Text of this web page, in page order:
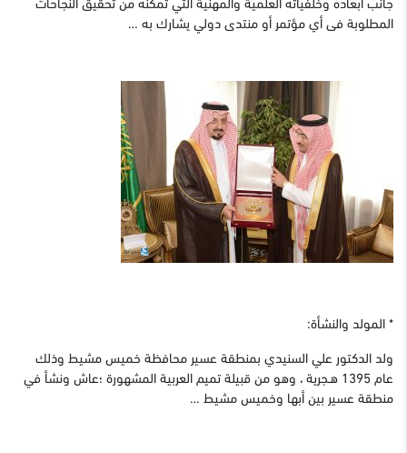
المطلوبة فى أي مؤتمر أو منتدى دولي يشارك به …
* المولد والنشأة:
ولد الدكتور علي السنيدي بمنطقة عسير محافظة خميس مشيط وذلك
عام 1395 هـجرية ، وهو من قبيلة تميم العربية المشهورة ؛عاش ونشأ في
منطقة عسير بين أبها وخميس مشيط …